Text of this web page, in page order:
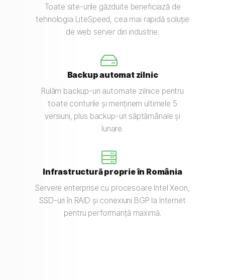
Toate site-urile găzduite beneficiază de
tehnologia LiteSpeed, cea mai rapidă soluție
de web server din industrie.
Backup automat zilnic
Rulăm backup-uri automate zilnice pentru
toate conturile și menținem ultimele 5
versiuni, plus backup-uri săptămânale și
lunare.
Infrastructură proprie în România
Servere enterprise cu procesoare Intel Xeon,
SSD-uri în RAID și conexiuni BGP la Internet
pentru performanță maximă.